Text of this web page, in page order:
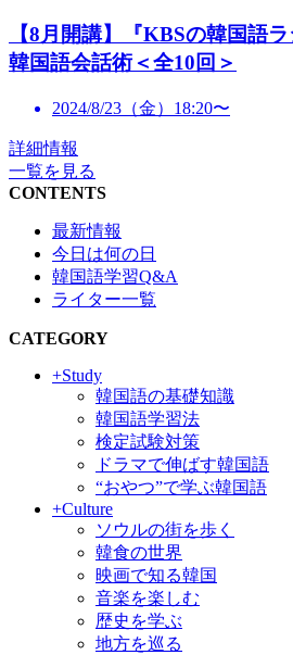
【8月開講】『KBSの韓国語
韓国語会話術＜全10回＞
2024/8/23（金）18:20〜
詳細情報
一覧を見る
CONTENTS
最新情報
今日は何の日
韓国語学習Q&A
ライター一覧
CATEGORY
+Study
韓国語の基礎知識
韓国語学習法
検定試験対策
ドラマで伸ばす韓国語
“おやつ”で学ぶ韓国語
+Culture
ソウルの街を歩く
韓食の世界
映画で知る韓国
音楽を楽しむ
歴史を学ぶ
地方を巡る